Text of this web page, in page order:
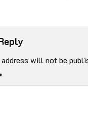
will not be